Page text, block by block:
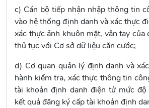
c) Cán bộ tiếp nhận nhập thông tin
vào hệ thống định danh và xác thực
xác thực ảnh khuôn mặt, vân tay của
thủ tục với Cơ sở dữ liệu căn cước;
d) Cơ quan quản lý định danh và
hành kiểm tra, xác thực thông tin
tài khoản định danh điện tử mức
kết quả đăng ký cấp tài khoản định